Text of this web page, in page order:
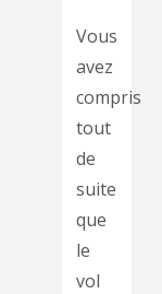
Vous
avez
compris
tout
de
suite
que
le
vol